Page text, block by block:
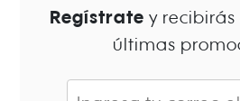
Regístrate y
últimas